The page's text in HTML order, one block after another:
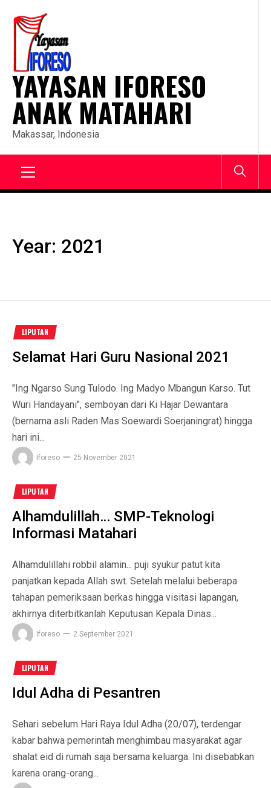
content
YAYASAN IFORESO
ANAK MATAHARI
Makassar, Indonesia
Year: 2021
LIPUTAN
Selamat Hari Guru Nasional 2021
"Ing Ngarso Sung Tulodo. Ing Madyo Mbangun Karso. Tut
Wuri Handayani", semboyan dari Ki Hajar Dewantara
(bernama asli Raden Mas Soewardi Soerjaningrat) hingga
hari ini...
Iforeso 25 November 2021
LIPUTAN
Alhamdulillah… SMP-Teknologi
Informasi Matahari
Alhamdulillahi robbil alamin... puji syukur patut kita
panjatkan kepada Allah swt. Setelah melalui beberapa
tahapan pemeriksaan berkas hingga visitasi lapangan,
akhirnya diterbitkanlah Keputusan Kepala Dinas...
Iforeso 2 September 2021
LIPUTAN
Idul Adha di Pesantren
Sehari sebelum Hari Raya Idul Adha (20/07), terdengar
kabar bahwa pemerintah menghimbau masyarakat agar
shalat eid di rumah saja bersama keluarga. Ini disebabkan
karena orang-orang...